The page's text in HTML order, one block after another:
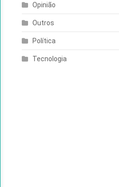
Opinião
Outros
Política
Tecnologia